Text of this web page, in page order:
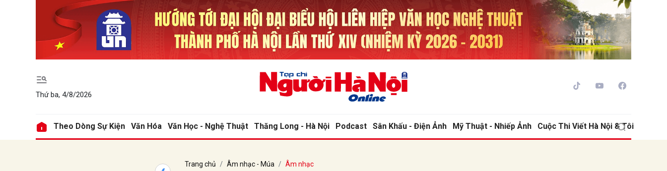
Thứ ba, 4/8/2026
Theo Dòng Sự Kiện Văn Hóa Văn Học - Nghệ Thuật Thăng Long - Hà Nội Podcast Sân Khấu - Điện Ảnh Mỹ Thuật - Nhiếp Ảnh Cuộc Thi Viết Hà Nội & Tôi
Trang chủ Âm nhạc - Múa Âm nhạc
Gửi bình luận